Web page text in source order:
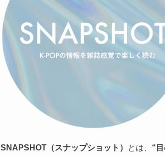
SNAPSHOT（スナップショット） とは、 “